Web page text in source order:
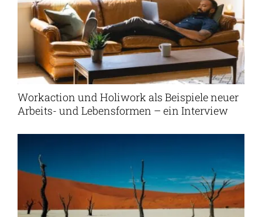
Workaction und Holiwork als Beispiele neuer
Arbeits- und Lebensformen – ein Interview